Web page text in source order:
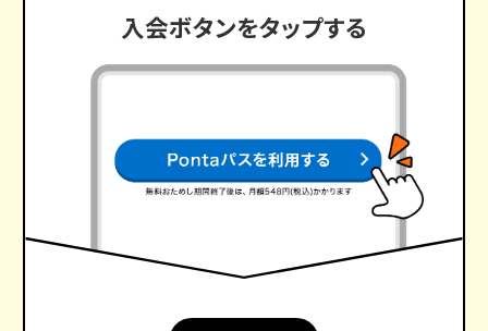
入会ボタンをタップする